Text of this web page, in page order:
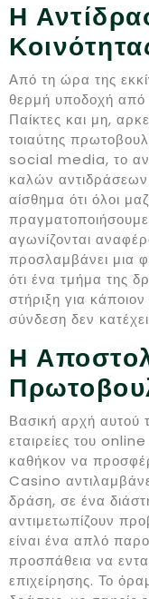
Η
Από τη ώρα της
θερμή υποδοχή από
Παίκτες και μη,
τοιαύτης
social media, το
καλών
αίσθημα ότι όλοι
αγωνίζονται
προσλαμβάνει μια
ότι ένα τμήμα της
στήριξη για
σύνδεση δεν
Η
Βασική αρχή αυτού
εταιρείες του
καθήκον να
Casino
δράση, σε ένα
αντιμετωπίζουν
είναι ένα απλό
προσπάθεια να
επιχείρησης. Το